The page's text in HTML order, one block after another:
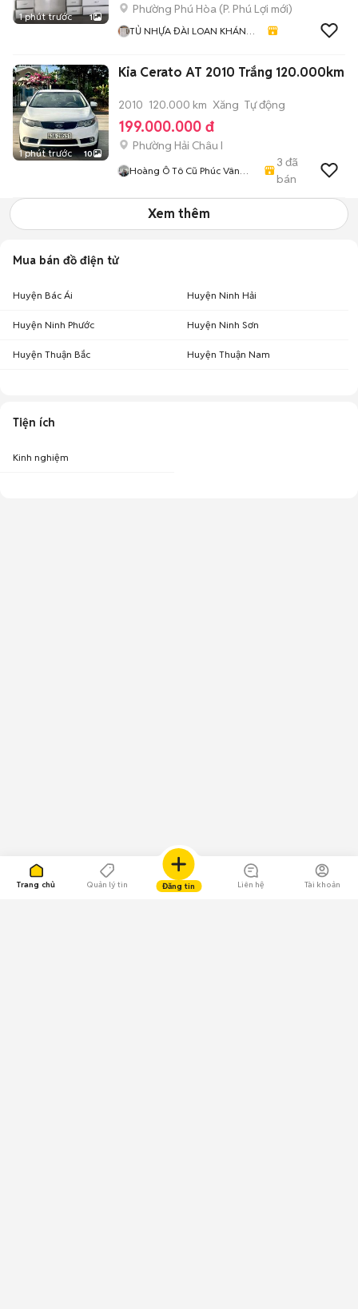
Trang chủ Quản lý tin Đăng tin Liên hệ Tài khoản
1 phút trước 1
Phường Phú Hòa (P. Phú Lợi mới)
TỦ NHỰA ĐÀI LOAN KHÁNH
1 phút trước 10
Kia Cerato AT 2010 Trắng 120.000km
2010 120.000 km Xăng Tự động
199.000.000 đ
Phường Hải Châu I
Hoàng Ô Tô Cũ Phúc Vân
3 đã
bán
Xem thêm
Mua bán đồ điện tử
Huyện Bác Ái Huyện Ninh Hải
Huyện Ninh Phước Huyện Ninh Sơn
Huyện Thuận Bắc Huyện Thuận Nam
Tiện ích
Kinh nghiệm